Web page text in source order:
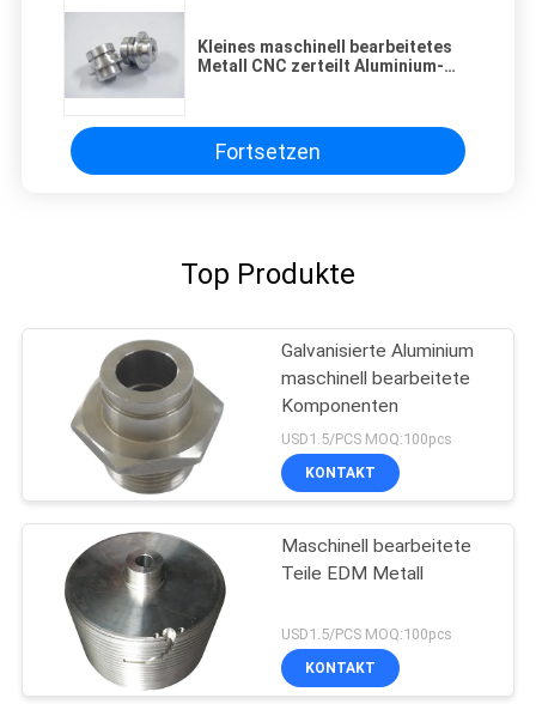
Kleines maschinell bearbeitetes
Metall CNC zerteilt Aluminium-
Fortsetzen
Top Produkte
Galvanisierte Aluminium
maschinell bearbeitete
Komponenten
USD1.5/PCS MOQ:100pcs
KONTAKT
Maschinell bearbeitete
Teile EDM Metall
USD1.5/PCS MOQ:100pcs
KONTAKT